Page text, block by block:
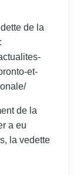
de la
et-
de la
a eu
la vedette